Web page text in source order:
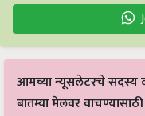
आमच्या न्यूसलेटरचे सदस्य
बातम्या मेलवर